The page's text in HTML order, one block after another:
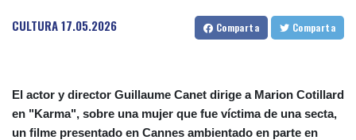
CULTURA17.05.2026 Comparta Comparta
El actor y director Guillaume Canet dirige a Marion Cotillard
en "Karma", sobre una mujer que fue víctima de una secta,
un filme presentado en Cannes ambientado en parte en